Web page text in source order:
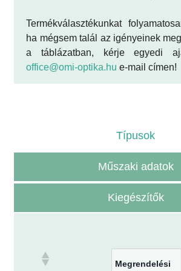
Termékválasztékunkat
ha mégsem talál az igényeinek
a táblázatban, kérje egyedi
office@omi-optika.hu e-mail címen!
Típusok
Műszaki adatok
Kiegészítők
Megrendelési